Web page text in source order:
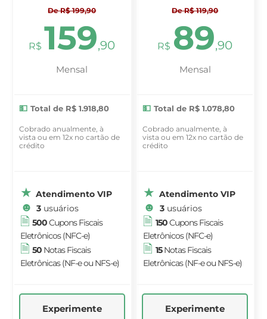
De R$ 199,90
R$ 159,90
Mensal
Total de R$ 1.918,80
Cobrado anualmente, à
vista ou em 12x no cartão de
crédito
Atendimento VIP
3 usuários
500Cupons Fiscais
Eletrônicos (NFC-e)
50 Notas Fiscais
Eletrônicas (NF-e ou NFS-e)
Experimente
De R$ 119,90
R$ 89,90
Mensal
Total de R$ 1.078,80
Cobrado anualmente, à
vista ou em 12x no cartão de
crédito
Atendimento VIP
3usuários
150Cupons Fiscais
Eletrônicos (NFC-e)
15Notas Fiscais
Eletrônicas (NF-e ou NFS-e)
Experimente